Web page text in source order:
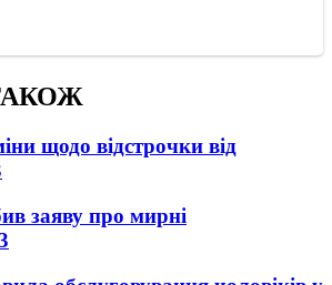
щодо відстрочки від
заяву про мирні